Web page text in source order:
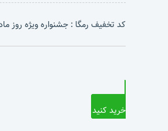
کد تخفیف رمگا : جشنواره ویژه روز
خرید کنید